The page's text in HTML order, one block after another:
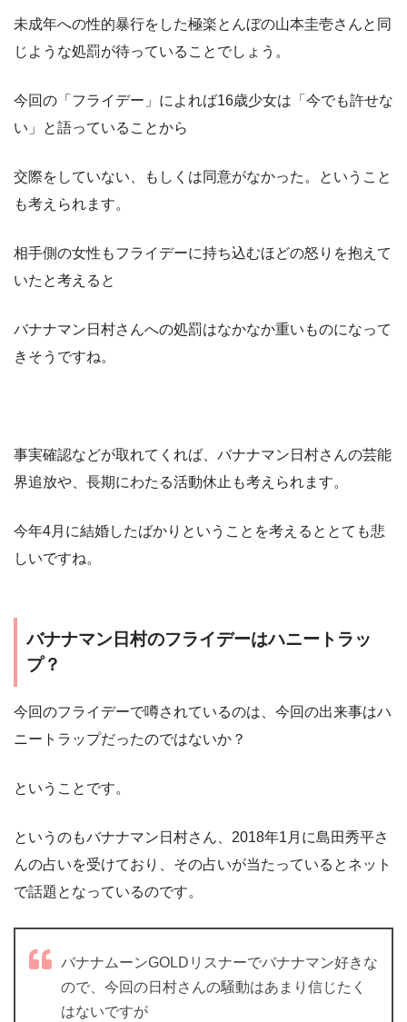
未成年への性的暴行をした極楽とんぼの山本圭壱さんと同
じような処罰が待っていることでしょう。
今回の「フライデー」によれば16歳少女は「今でも許せな
い」と語っていることから
交際をしていない、もしくは同意がなかった。ということ
も考えられます。
相手側の女性もフライデーに持ち込むほどの怒りを抱えて
いたと考えると
バナナマン日村さんへの処罰はなかなか重いものになって
きそうですね。
事実確認などが取れてくれば、バナナマン日村さんの芸能
界追放や、長期にわたる活動休止も考えられます。
今年4月に結婚したばかりということを考えるととても悲
しいですね。
バナナマン日村のフライデーはハニートラッ
プ？
今回のフライデーで噂されているのは、今回の出来事はハ
ニートラップだったのではないか？
ということです。
というのもバナナマン日村さん、2018年1月に島田秀平さ
んの占いを受けており、その占いが当たっているとネット
で話題となっているのです。
バナナムーンGOLDリスナーでバナナマン好きな
ので、今回の日村さんの騒動はあまり信じたく
はないですが